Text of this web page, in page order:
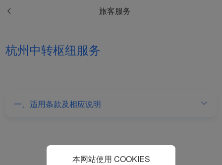
旅客服务
杭州中转枢纽服务
一、适用条款及相应说明
本网站使用 COOKIES
在您的浏览器中。
我们的营销绩效 (ii) 个性
方可以跟踪您的互联网行
为以使我们的内容和广告
放置所有的营销Cookie。
点击“拒绝”，我们将不会